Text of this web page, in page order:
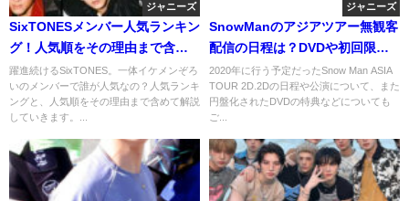
ジャニーズ
SixTONESメンバー人気ランキン
グ！人気順をその理由まで含め
て解説します！
躍進続けるSixTONES。一体イケメンぞろ
いのメンバーで誰が人気なの？人気ランキ
ングと、人気順をその理由まで含めて解説
していきます。...
ジャニーズ
SnowManのアジアツアー無観客
配信の日程は？DVDや初回限定
版の情報も！
2020年に行う予定だったSnow Man ASIA
TOUR 2D.2Dの日程や公演について、また
円盤化されたDVDの特典などについても
ご...